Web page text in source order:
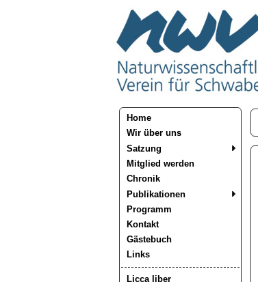
Home
Wir über uns
Satzung
Mitglied werden
Chronik
Publikationen
Programm
Kontakt
Gästebuch
Links
Licca liber